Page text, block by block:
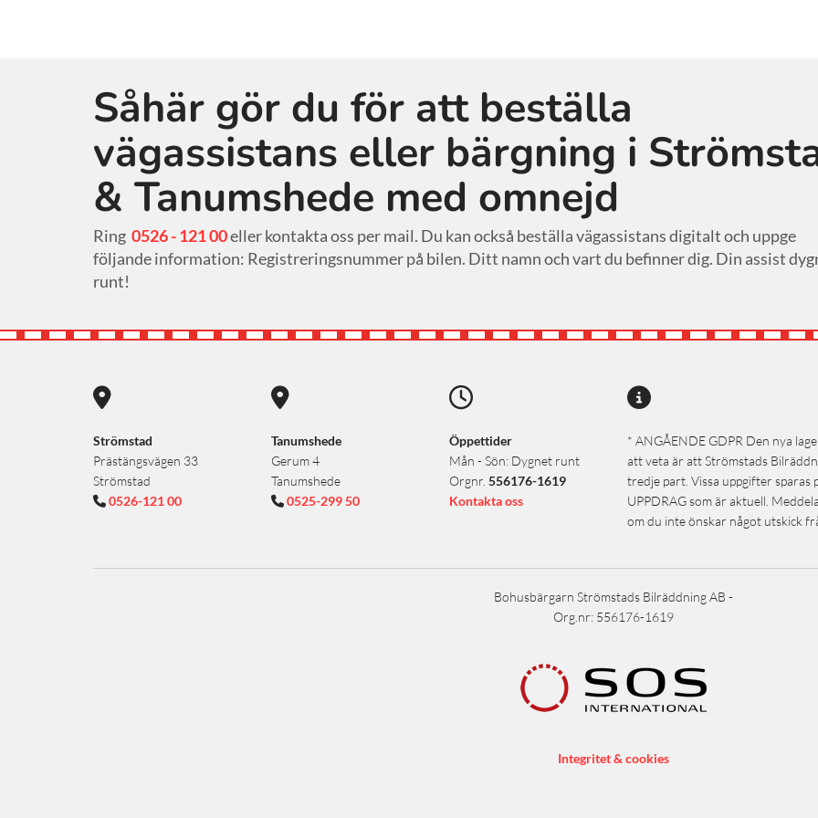
Såhär gör du för att beställa
vägassistans eller bärgning i
& Tanumshede med omnejd
Ring 0526 - 121 00eller kontakta oss per mail. Du kan också beställa vägassistans digitalt och uppge
följande information: Registreringsnummer på bilen. Ditt namn och vart du befinner dig. Din assist
runt!

Strömstad
Prästängsvägen 33
Strömstad
 0526-121 00

Tanumshede
Gerum 4
Tanumshede
 0525-299 50

Öppettider
Mån - Sön: Dygnet runt
Orgnr. 556176-1619
Kontakta oss

* ANGÅENDE GDPR Den nya
att veta är att Strömstads
tredje part. Vissa uppgifter
UPPDRAG som är aktuell.
om du inte önskar något utskick
Bohusbärgarn Strömstads Bilräddning AB -
Org.nr: 556176-1619
Integritet & cookies